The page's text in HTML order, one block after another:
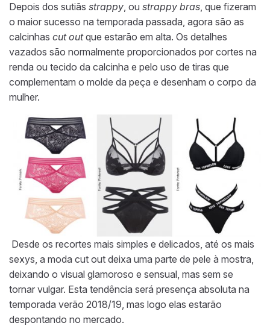
Depois dos sutiãs strappy , ou strappy bras , que fizeram
o maior sucesso na temporada passada, agora são as
calcinhas cut outque estarão em alta. Os detalhes
vazados são normalmente proporcionados por cortes na
renda ou tecido da calcinha e pelo uso de tiras que
complementam o molde da peça e desenham o corpo da
mulher.
Desde os recortes mais simples e delicados, até os mais
sexys, a moda cut out deixa uma parte de pele à mostra,
deixando o visual glamoroso e sensual, mas sem se
tornar vulgar. Esta tendência será presença absoluta na
temporada verão 2018/19, mas logo elas estarão
despontando no mercado.